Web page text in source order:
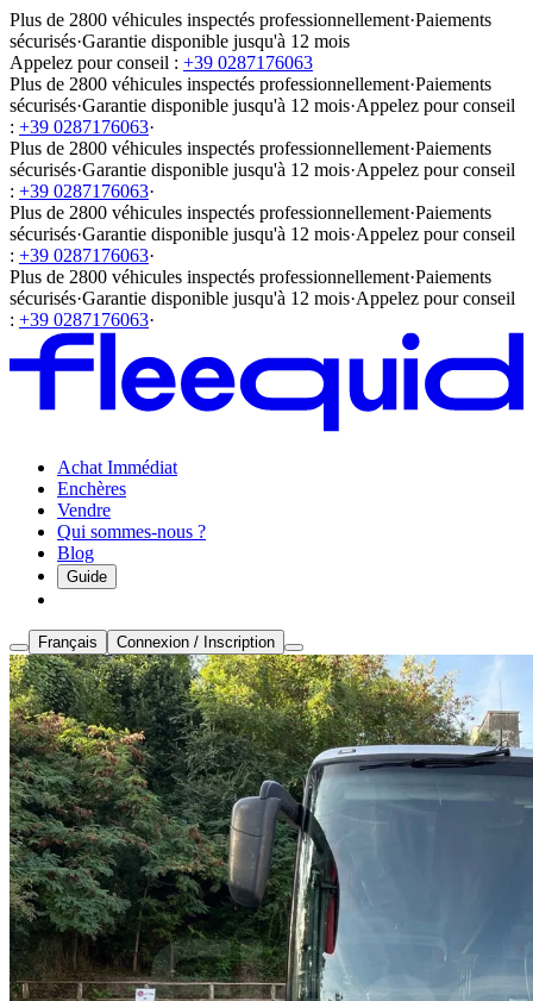
Plus de 2800 véhicules inspectés professionnellement·Paiements
sécurisés·Garantie disponible jusqu'à 12 mois
Appelez pour conseil : +39 0287176063
Plus de 2800 véhicules inspectés professionnellement·Paiements
sécurisés·Garantie disponible jusqu'à 12 mois·Appelez pour conseil
: +39 0287176063·
Plus de 2800 véhicules inspectés professionnellement·Paiements
sécurisés·Garantie disponible jusqu'à 12 mois·Appelez pour conseil
: +39 0287176063·
Plus de 2800 véhicules inspectés professionnellement·Paiements
sécurisés·Garantie disponible jusqu'à 12 mois·Appelez pour conseil
: +39 0287176063·
Plus de 2800 véhicules inspectés professionnellement·Paiements
sécurisés·Garantie disponible jusqu'à 12 mois·Appelez pour conseil
: +39 0287176063·
Achat Immédiat
Enchères
Vendre
Qui sommes-nous ?
Blog
Guide
Français Connexion / Inscription